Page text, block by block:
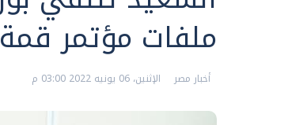
ملفات مؤتمر
أخبار مصر الإثنين، 06 يونيه 2022 03:00 م